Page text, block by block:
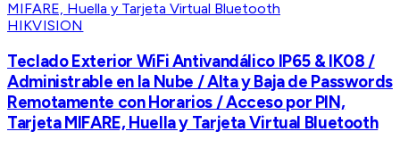
HIKVISION
Teclado Exterior WiFi Antivandálico IP65 & IK08 /
Administrable en la Nube / Alta y Baja de Passwords
Remotamente con Horarios / Acceso por PIN,
Tarjeta MIFARE, Huella y Tarjeta Virtual Bluetooth